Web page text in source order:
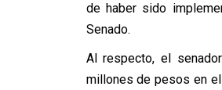
de haber sido
Senado.
Al respecto, el
millones de pesos en